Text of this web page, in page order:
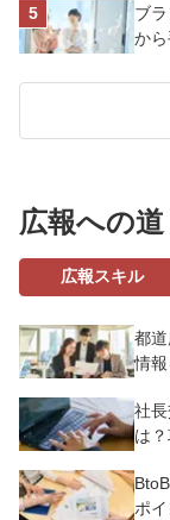
ブ
か
広報への道
広報スキル
都
情
社
は
ポ